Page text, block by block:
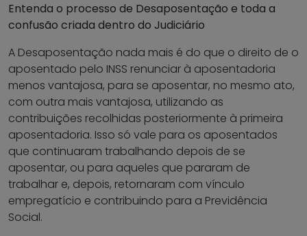
Entenda o processo de Desaposentação e toda a
confusão criada dentro do Judiciário
A Desaposentação nada mais é do que o direito de o
aposentado pelo INSS renunciar à aposentadoria
menos vantajosa, para se aposentar, no mesmo ato,
com outra mais vantajosa, utilizando as
contribuições recolhidas posteriormente à primeira
aposentadoria. Isso só vale para os aposentados
que continuaram trabalhando depois de se
aposentar, ou para aqueles que pararam de
trabalhar e, depois, retornaram com vínculo
empregatício e contribuindo para a Previdência
Social.